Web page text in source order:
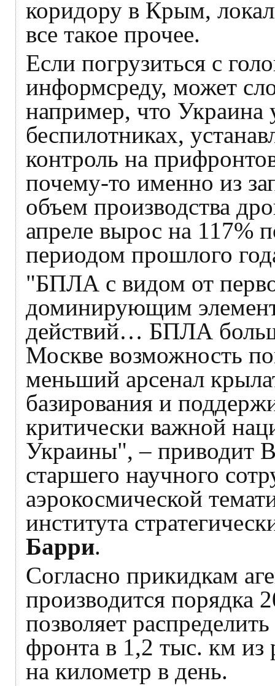
коридору в Крым,
все такое прочее.
Если погрузиться с
информсреду, может
например, что
беспилотниках,
контроль на
почему-то именно из
объем производства
апреле вырос на 117%
периодом прошлого
"БПЛА с видом от
доминирующим
действий… БПЛА
Москве возможность
меньший арсенал
базирования и
критически важной
Украины", – приводит
старшего научного
аэрокосмической
института
Барри.
Согласно прикидкам
производится порядка
позволяет
фронта в 1,2 тыс. км из
на километр в день.